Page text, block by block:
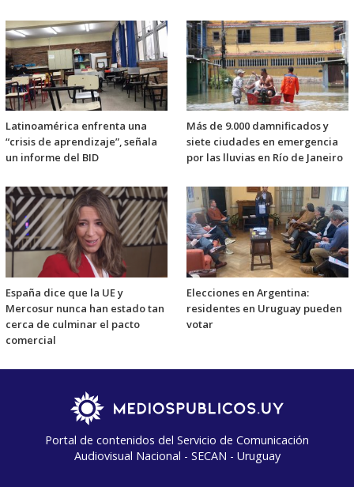
Latinoamérica enfrenta una
“crisis de aprendizaje”, señala
un informe del BID
Más de 9.000 damnificados y
siete ciudades en emergencia
por las lluvias en Río de Janeiro
España dice que la UE y
Mercosur nunca han estado tan
cerca de culminar el pacto
comercial
Elecciones en Argentina:
residentes en Uruguay pueden
votar
Portal de contenidos del Servicio de Comunicación
Audiovisual Nacional - SECAN - Uruguay